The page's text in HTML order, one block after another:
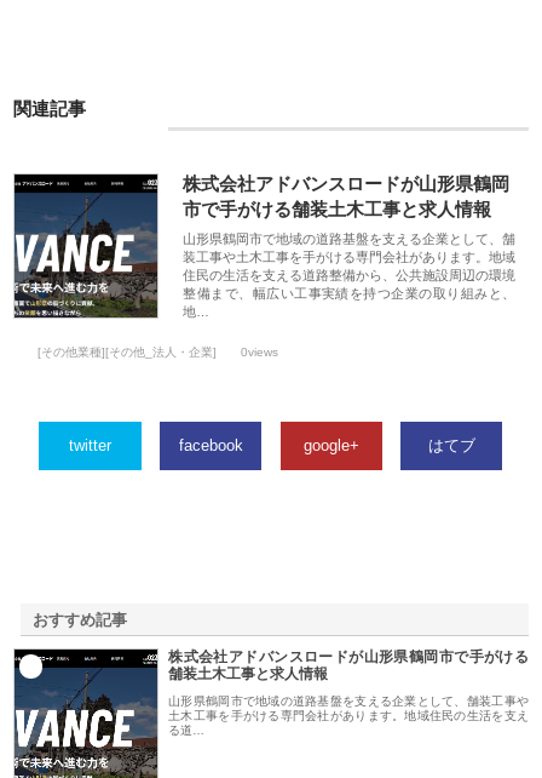
関連記事
株式会社アドバンスロードが山形県鶴岡
市で手がける舗装土木工事と求人情報
山形県鶴岡市で地域の道路基盤を支える企業として、舗
装工事や土木工事を手がける専門会社があります。地域
住民の生活を支える道路整備から、公共施設周辺の環境
整備まで、幅広い工事実績を持つ企業の取り組みと、
地…
[その他業種][その他_法人・企業] 0views
twitter facebook google+ はてブ
おすすめ記事
株式会社アドバンスロードが山形県鶴岡市で手がける
舗装土木工事と求人情報
山形県鶴岡市で地域の道路基盤を支える企業として、舗装工事や
土木工事を手がける専門会社があります。地域住民の生活を支え
る道…